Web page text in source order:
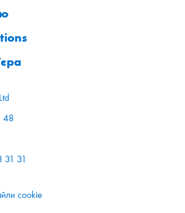
48
31 31
cookie